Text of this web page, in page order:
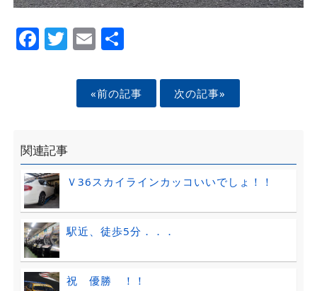
Facebook
Twitter
EmailShare
«前の記事 次の記事»
関連記事
Ｖ36スカイラインカッコいいでしょ！！
駅近、徒歩5分．．．
祝 優勝 ！！